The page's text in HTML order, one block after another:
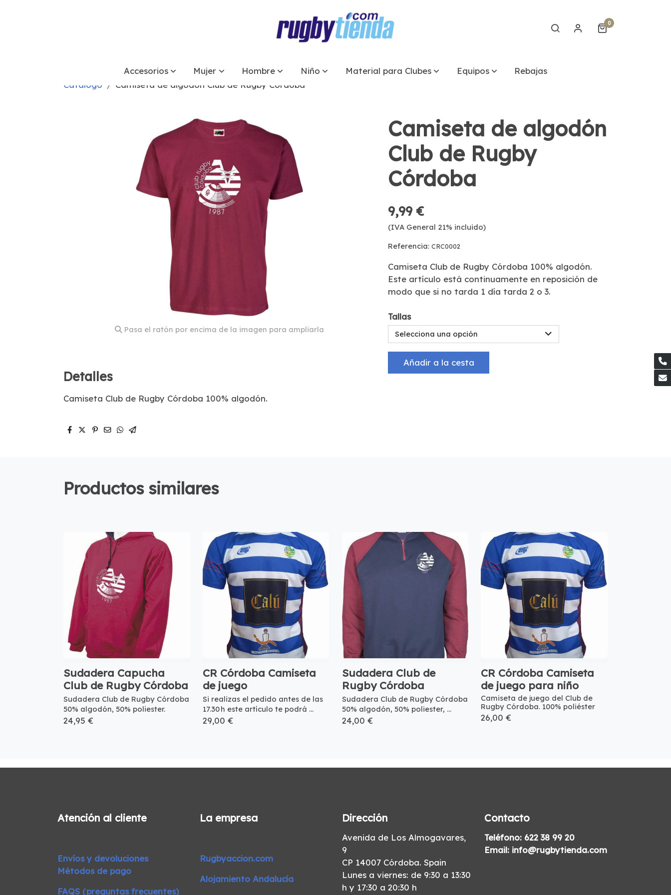
0
Accesorios Mujer Hombre Niño Material para Clubes Equipos
Rebajas
Catálogo
Camiseta de algodón Club de Rugby Córdoba
Pasa el ratón por encima de la imagen para ampliarla
Detalles
Camiseta Club de Rugby Córdoba 100% algodón.
Camiseta de algodón
Club de Rugby
Córdoba
9,99 €
(IVA General 21% incluido)
Referencia:CRC0002
Camiseta Club de Rugby Córdoba 100% algodón.
Este artículo está continuamente en reposición de
modo que si no tarda 1 día tarda 2 o 3.
Tallas
Selecciona una opción
Añadir a la cesta
Productos similares
Sudadera Capucha
Club de Rugby Córdoba
Sudadera Club de Rugby Córdoba
50% algodón, 50% poliester.
24,95 €
CR Córdoba Camiseta
de juego
Si realizas el pedido antes de las
17.30 h este artículo te podrá ...
29,00 €
Sudadera Club de
Rugby Córdoba
Sudadera Club de Rugby Córdoba
50% algodón, 50% poliester, ...
24,00 €
CR Córdoba Camiseta
de juego para niño
Camiseta de juego del Club de
Rugby Córdoba. 100% poliéster
26,00 €
Atención al cliente
Envíos y devoluciones
Métodos de pago
FAQS (preguntas frecuentes)
La empresa
Rugbyaccion.com
Alojamiento Andalucía
Dirección
Avenida de Los Almogavares,
9
CP 14007 Córdoba. Spain
Lunes a viernes: de 9:30 a 13:30
h y 17:30 a 20:30 h
Contacto
Teléfono: 622 38 99 20
Email: info@rugbytienda.com